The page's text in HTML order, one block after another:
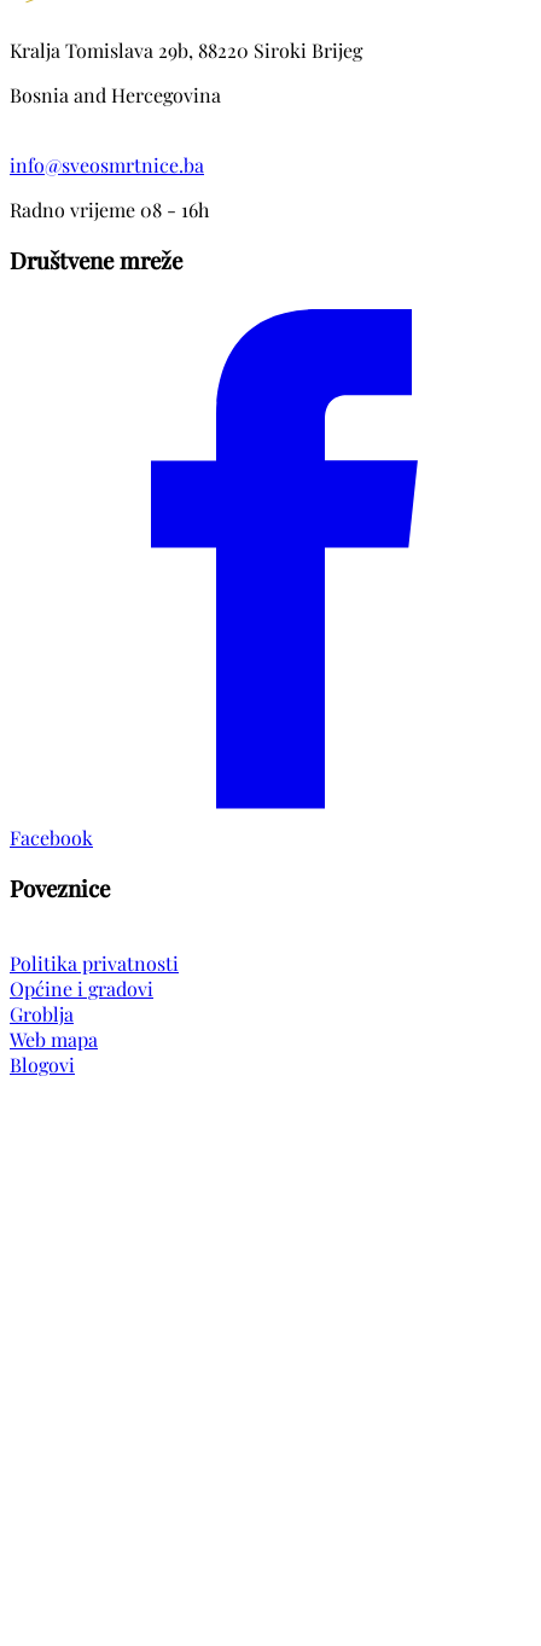
Kralja Tomislava 29b, 88220 Siroki Brijeg
Bosnia and Hercegovina
info@sveosmrtnice.ba
Radno vrijeme 08 - 16h
Društvene mreže
Facebook
Poveznice
Politika privatnosti
Općine i gradovi
Groblja
Web mapa
Blogovi